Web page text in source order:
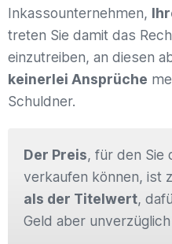
Inkassounternehmen,
treten Sie damit das
einzutreiben, an diesen
keinerlei Ansprüche
Schuldner.
Der Preis, für den Sie
verkaufen können, ist
als der Titelwert,
Geld aber